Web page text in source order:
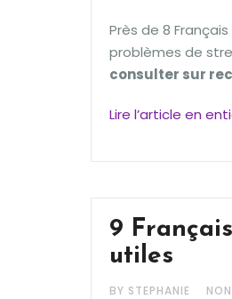
Près de 8
problèmes de
consulter sur
Lire l’article en
9
utiles
BY STEPHANIE